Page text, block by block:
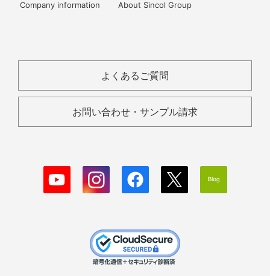
Company information
About Sincol Group
よくあるご質問
お問い合わせ・サンプル請求